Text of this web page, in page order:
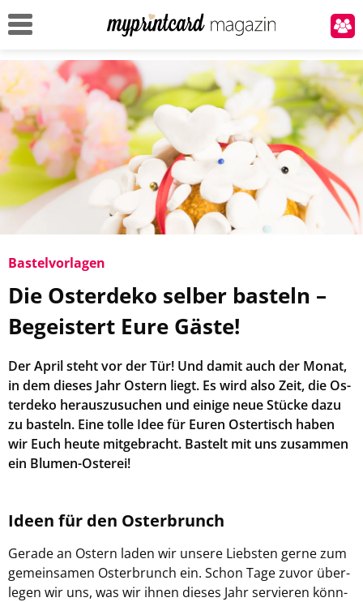
Bas­tel­vor­la­gen
Die Os­ter­de­ko sel­ber bas­teln –
Be­geis­tert Eure Gäste!
Der April steht vor der Tür! Und damit auch der Monat,
in dem die­ses Jahr Os­tern liegt. Es wird also Zeit, die Os­
ter­de­ko her­aus­zu­su­chen und ei­ni­ge neue Stü­cke dazu
zu bas­teln. Eine tolle Idee für Euren Os­ter­tisch haben
wir Euch heute mit­ge­bracht. Bas­telt mit uns zu­sam­men
ein Blumen-​Osterei!
Ideen für den Os­ter­brunch
Ge­ra­de an Os­tern laden wir un­se­re Liebs­ten gerne zum
ge­mein­sa­men Os­ter­brunch ein. Schon Tage zuvor über­
le­gen wir uns, was wir ihnen die­ses Jahr ser­vie­ren könn­